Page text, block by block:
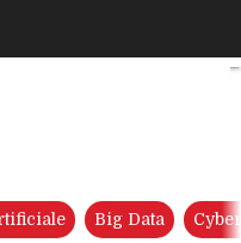
Masiero
Big Data